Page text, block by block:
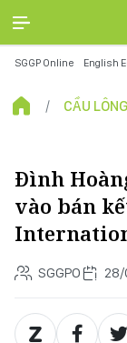
SGGP Online English
CẦU LÔNG
Đình
vào bán
SGGPO 28/